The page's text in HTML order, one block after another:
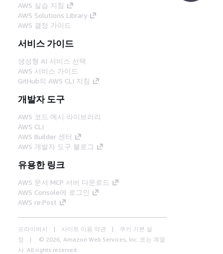
AWS 실습 지침
AWS Solutions Library
AWS 결정 가이드
서비스 가이드
생성형 AI 서비스 선택
AWS 서비스 가이드
GitHub의 AWS CLI 지침
개발자 도구
AWS 코드 예시 라이브러리
AWS CLI
AWS Builder 센터
AWS 개발자 도구 블로그
유용한 링크
AWS 문서 MCP 서버 다운로드
AWS Console에 로그인
AWS re:Post
프라이버시 사이트 이용 약관
쿠키 기본 설
정
© 2026, Amazon Web Services, Inc. 또는 계열
사. All rights reserved.